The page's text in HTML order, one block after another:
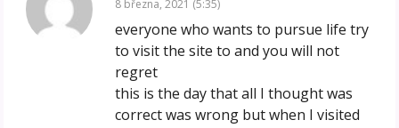
8 března, 2021 (5:35)
everyone who wants to pursue life try
to visit the site to and you will not
regret
this is the day that all I thought was
correct was wrong but when I visited